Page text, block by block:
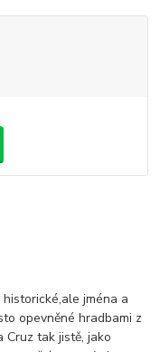
jména a
opevněné hradbami z
tak jistě, jako